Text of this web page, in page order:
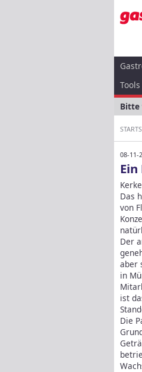
Tools
Bitte
08-11-
Das
von
Der
aber
in
ist
Die